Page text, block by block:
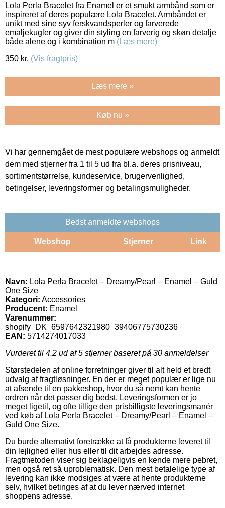
Lola Perla Bracelet fra Enamel er et smukt armbånd som er
inspireret af deres populære Lola Bracelet. Armbåndet er
unikt med sine syv ferskvandsperler og farverede
emaljekugler og giver din styling en farverig og skøn detalje
både alene og i kombination m (Læs mere)
350 kr. (Vis fragtpris)
Læs mere »
Køb nu »
Vi har gennemgået de mest populære webshops og anmeldt
dem med stjerner fra 1 til 5 ud fra bl.a. deres prisniveau,
sortimentstørrelse, kundeservice, brugervenlighed,
betingelser, leveringsformer og betalingsmuligheder.
Bedst anmeldte webshops
Webshop Stjerner Link
Navn: Lola Perla Bracelet – Dreamy/Pearl – Enamel – Guld
One Size
Kategori: Accessories
Producent: Enamel
Varenummer:
shopify_DK_6597642321980_39406775730236
EAN: 5714274017033
Vurderet til 4.2 ud af 5 stjerner baseret på 30 anmeldelser
Størstedelen af online forretninger giver til alt held et bredt
udvalg af fragtløsninger. En der er meget populær er lige nu
at afsende til en pakkeshop, hvor du så nemt kan hente
ordren når det passer dig bedst. Leveringsformen er jo
meget ligetil, og ofte tillige den prisbilligste leveringsmanér
ved køb af Lola Perla Bracelet – Dreamy/Pearl – Enamel –
Guld One Size.
Du burde alternativt foretrække at få produkterne leveret til
din lejlighed eller hus eller til dit arbejdes adresse.
Fragtmetoden viser sig beklageligvis en kende mere pebret,
men også ret så uproblematisk. Den mest betalelige type af
levering kan ikke modsiges at være at hente produkterne
selv, hvilket betinges af at du lever nærved internet
shoppens adresse.